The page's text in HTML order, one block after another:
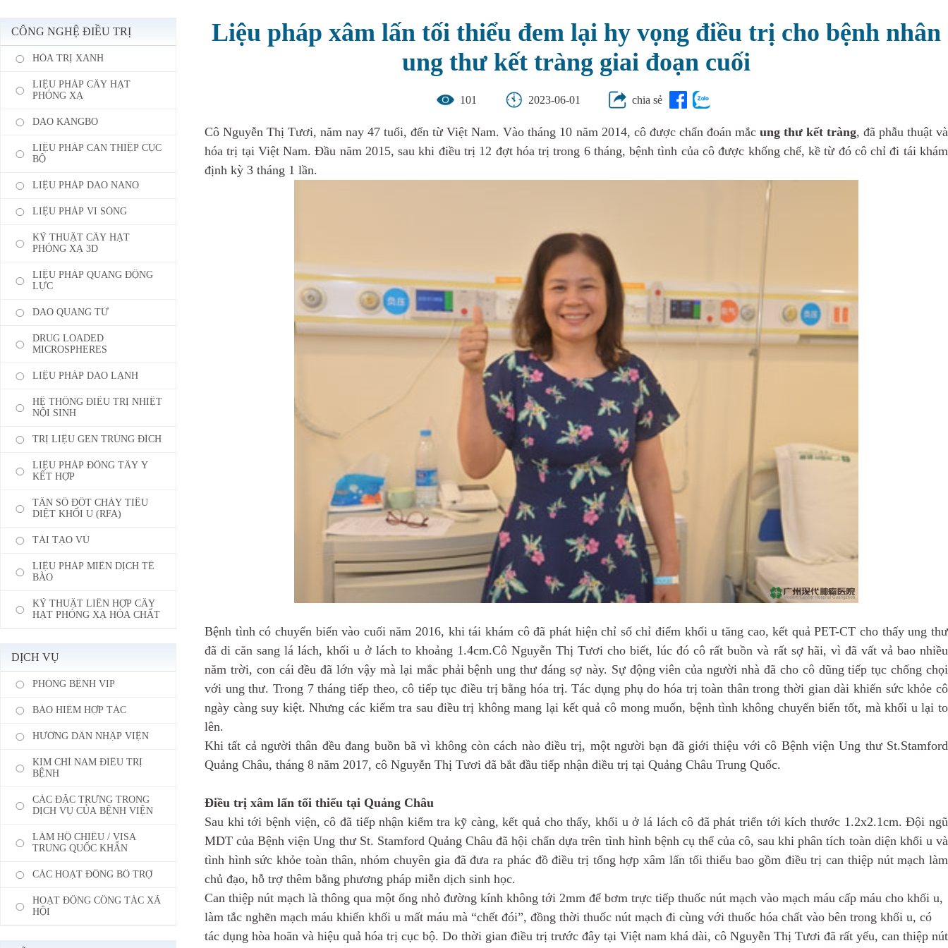
CÔNG NGHỆ ĐIỀU TRỊ
HÓA TRỊ XANH
LIỆU PHÁP CẤY HẠT
PHÓNG XẠ
DAO KANGBO
LIỆU PHÁP CAN THIỆP CỤC
BỘ
LIỆU PHÁP DAO NANO
LIỆU PHÁP VI SÓNG
KỸ THUẬT CẤY HẠT
PHÓNG XẠ 3D
LIỆU PHÁP QUANG ĐỘNG
LỰC
DAO QUANG TỬ
DRUG LOADED
MICROSPHERES
LIỆU PHÁP DAO LẠNH
HỆ THỐNG ĐIỀU TRỊ NHIỆT
NỘI SINH
TRỊ LIỆU GEN TRÚNG ĐÍCH
LIỆU PHÁP ĐÔNG TÂY Y
KẾT HỢP
TẦN SỐ ĐỐT CHÁY TIÊU
DIỆT KHỐI U (RFA)
TÁI TẠO VÚ
LIỆU PHÁP MIỄN DỊCH TẾ
BÀO
KỸ THUẬT LIÊN HỢP CẤY
HẠT PHÓNG XẠ HÓA CHẤT
DỊCH VỤ
PHÒNG BỆNH VIP
BẢO HIỂM HỢP TÁC
HƯỚNG DẪN NHẬP VIỆN
KIM CHỈ NAM ĐIỀU TRỊ
BỆNH
CÁC ĐẶC TRƯNG TRONG
DỊCH VỤ CỦA BỆNH VIỆN
LÀM HỘ CHIẾU / VISA
TRUNG QUỐC KHẨN
CÁC HOẠT ĐỘNG BỔ TRỢ
HOẠT ĐỘNG CÔNG TÁC XÃ
HỘI
Liệu pháp xâm lấn tối thiểu đem lại hy vọng điều trị cho bệnh nhân
ung thư kết tràng giai đoạn cuối
101 2023-06-01 chia sẻ
Cô Nguyễn Thị Tươi, năm nay 47 tuổi, đến từ Việt Nam. Vào tháng 10 năm 2014, cô được chẩn đoán mắc ung thư kết tràng, đã phẫu thuật và
hóa trị tại Việt Nam. Đầu năm 2015, sau khi điều trị 12 đợt hóa trị trong 6 tháng, bệnh tình của cô được khống chế, kề từ đó cô chỉ đi tái khám
định kỳ 3 tháng 1 lần.
Bệnh tình có chuyển biến vào cuối năm 2016, khi tái khám cô đã phát hiện chỉ số chỉ điểm khối u tăng cao, kết quả PET-CT cho thấy ung thư
đã di căn sang lá lách, khối u ở lách to khoảng 1.4cm.Cô Nguyễn Thị Tươi cho biết, lúc đó cô rất buồn và rất sợ hãi, vì đã vất vả bao nhiều
năm trời, con cái đều đã lớn vậy mà lại mắc phải bệnh ung thư đáng sợ này. Sự động viên của người nhà đã cho cô dũng tiếp tục chống chọi
với ung thư. Trong 7 tháng tiếp theo, cô tiếp tục điều trị bằng hóa trị. Tác dụng phụ do hóa trị toàn thân trong thời gian dài khiến sức khỏe cô
ngày càng suy kiệt. Nhưng các kiểm tra sau điều trị không mang lại kết quả cô mong muốn, bệnh tình không chuyển biến tốt, mà khối u lại to
lên.
Khi tất cả người thân đều đang buồn bã vì không còn cách nào điều trị, một người bạn đã giới thiệu với cô Bệnh viện Ung thư St.Stamford
Quảng Châu, tháng 8 năm 2017, cô Nguyễn Thị Tươi đã bắt đầu tiếp nhận điều trị tại Quảng Châu Trung Quốc.
Điều trị xâm lấn tối thiểu tại Quảng Châu
Sau khi tới bệnh viện, cô đã tiếp nhận kiểm tra kỹ càng, kết quả cho thấy, khối u ở lá lách cô đã phát triển tới kích thước 1.2x2.1cm. Đội ngũ
MDT của Bệnh viện Ung thư St. Stamford Quảng Châu đã hội chẩn dựa trên tình hình bệnh cụ thể của cô, sau khi phân tích toàn diện khối u và
tình hình sức khỏe toàn thân, nhóm chuyên gia đã đưa ra phác đồ điều trị tổng hợp xâm lấn tối thiểu bao gồm điều trị can thiệp nút mạch làm
chủ đạo, hỗ trợ thêm bằng phương pháp miễn dịch sinh học.
Can thiệp nút mạch là thông qua một ống nhỏ đường kính không tới 2mm để bơm trực tiếp thuốc nút mạch vào mạch máu cấp máu cho khối u,
làm tắc nghẽn mạch máu khiến khối u mất máu mà “chết đói”, đồng thời thuốc nút mạch đi cùng với thuốc hóa chất vào bên trong khối u, có
tác dụng hòa hoãn và hiệu quả hóa trị cục bộ. Do thời gian điều trị trước đây tại Việt nam khá dài, cô Nguyễn Thị Tươi đã rất yếu, can thiệp nút